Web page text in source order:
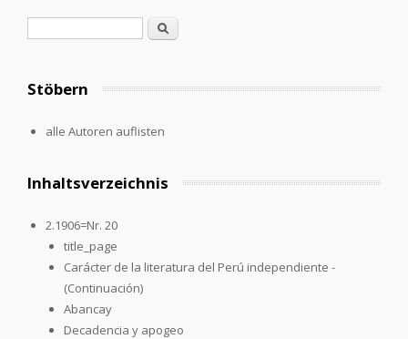
Suche
Stöbern
alle Autoren auflisten
Inhaltsverzeichnis
2.1906=Nr. 20
title_page
Carácter de la literatura del Perú independiente -
(Continuación)
Abancay
Decadencia y apogeo